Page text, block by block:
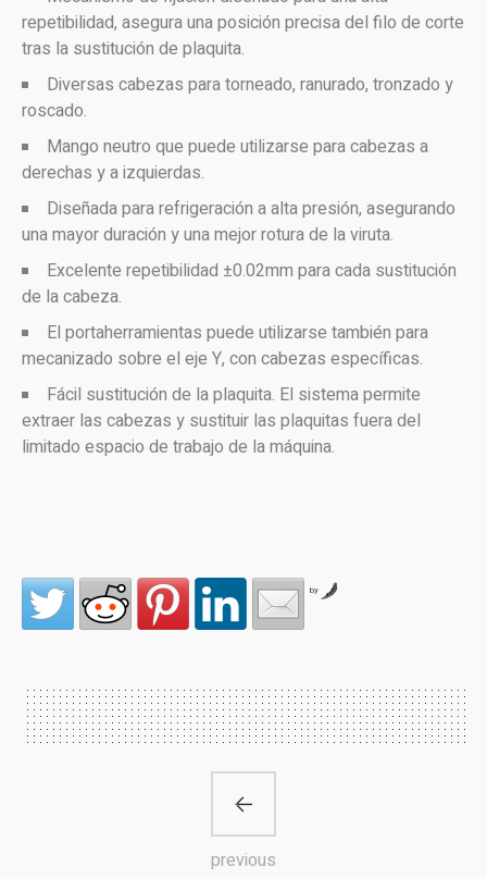
repetibilidad, asegura una posición precisa del filo de corte
tras la sustitución de plaquita.
Diversas cabezas para torneado, ranurado, tronzado y
roscado.
Mango neutro que puede utilizarse para cabezas a
derechas y a izquierdas.
Diseñada para refrigeración a alta presión, asegurando
una mayor duración y una mejor rotura de la viruta.
Excelente repetibilidad ±0.02mm para cada sustitución
de la cabeza.
El portaherramientas puede utilizarse también para
mecanizado sobre el eje Y, con cabezas específicas.
Fácil sustitución de la plaquita. El sistema permite
extraer las cabezas y sustituir las plaquitas fuera del
limitado espacio de trabajo de la máquina.
by
previous